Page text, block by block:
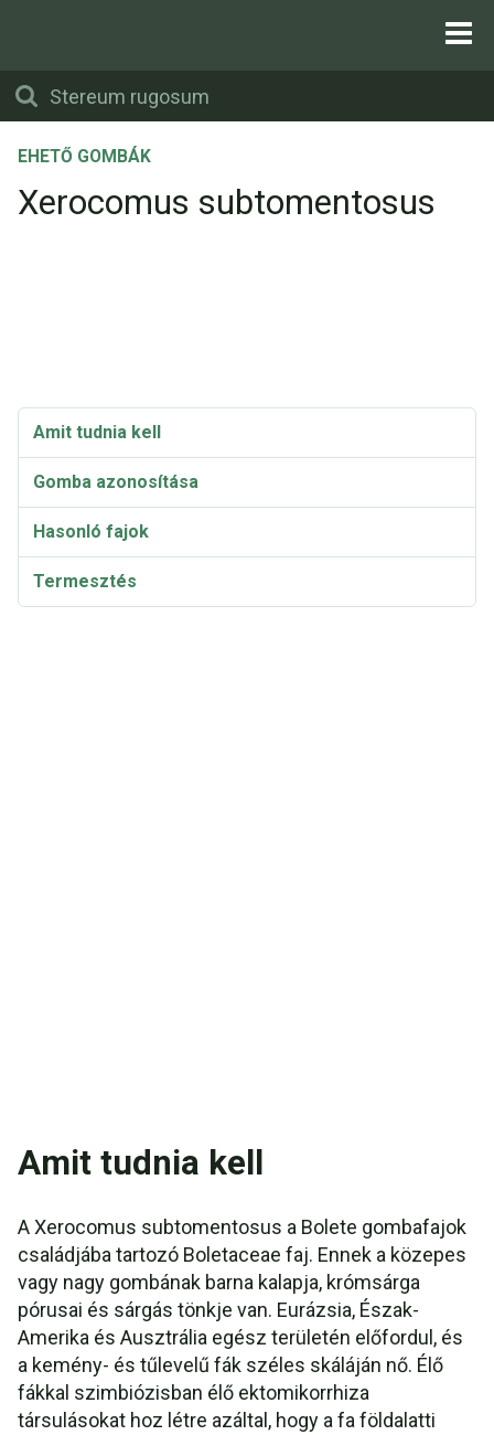
EHETŐ GOMBÁK
Xerocomus subtomentosus
Amit tudnia kell
Gomba azonosítása
Hasonló fajok
Termesztés
Amit tudnia kell
A Xerocomus subtomentosus a Bolete gombafajok
családjába tartozó Boletaceae faj. Ennek a közepes
vagy nagy gombának barna kalapja, krómsárga
pórusai és sárgás tönkje van. Eurázsia, Észak-
Amerika és Ausztrália egész területén előfordul, és
a kemény- és tűlevelű fák széles skáláján nő. Élő
fákkal szimbiózisban élő ektomikorrhiza
társulásokat hoz létre azáltal, hogy a fa földalatti